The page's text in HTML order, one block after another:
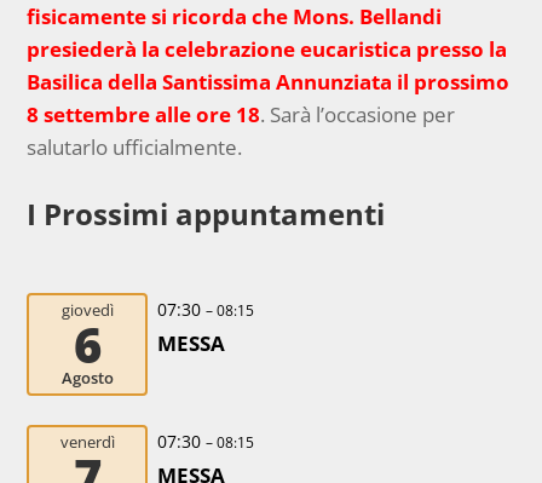
fisicamente si ricorda che Mons. Bellandi
presiederà la celebrazione eucaristica presso la
Basilica della Santissima Annunziata il prossimo
8 settembre alle ore 18. Sarà l’occasione per
salutarlo ufficialmente.
I Prossimi appuntamenti
giovedì
6
Agosto
07:30 – 08:15
MESSA
venerdì 07:30 – 08:15
MESSA